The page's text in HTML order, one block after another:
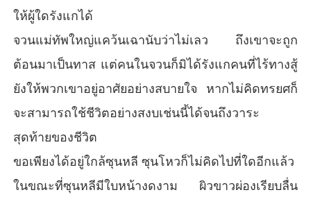
ให้ผู้ใดรังแกได้
จวนแม่ทัพใหญ่แคว้นเฉานับว่าไม่เลว ถึงเขาจะถูก
ต้อนมาเป็นทาส แต่คนในจวนก็มิได้รังแกคนที่ไร้ทางสู้
ยังให้พวกเขาอยู่อาศัยอย่างสบายใจ หากไม่คิดทรยศก็
จะสามารถใช้ชีวิตอย่างสงบเช่นนี้ได้จนถึงวาระ
สุดท้ายของชีวิต
ขอเพียงได้อยู่ใกล้ซุนหลี ซุนโหวก็ไม่คิดไปที่ใดอีกแล้ว
ในขณะที่ซุนหลีมีใบหน้างดงาม ผิวขาวผ่องเรียบลื่น